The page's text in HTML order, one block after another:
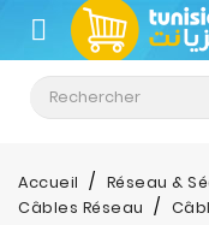
CATÉGORIE
Climatisation
Informatique
Accueil Réseau &
Câbles Réseau